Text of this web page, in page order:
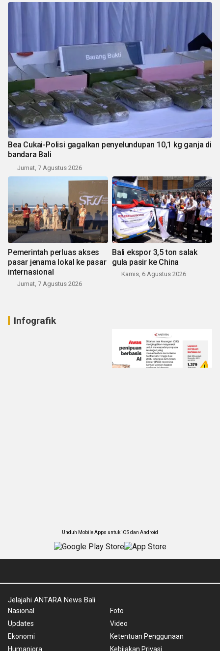
Bea Cukai-Polisi gagalkan penyelundupan 10,1 kg ganja di
bandara Bali
Jumat, 7 Agustus 2026
Pemerintah perluas akses
pasar jenama lokal ke pasar
internasional
Jumat, 7 Agustus 2026
Bali ekspor 3,5 ton salak
gula pasir ke China
Kamis, 6 Agustus 2026
Infografik
Unduh Mobile Apps untuk iOS dan Android
Jelajahi ANTARA News Bali
Nasional
Updates
Ekonomi
Humaniora
Foto
Video
Ketentuan Penggunaan
Kebijakan Privasi